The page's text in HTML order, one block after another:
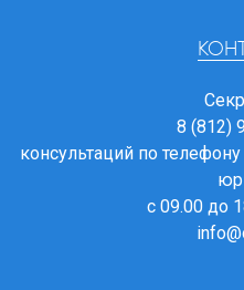
8 (812)
консультаций по
с 09.00 до